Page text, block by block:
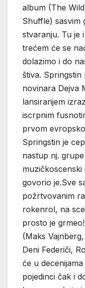
album (The
Shuffle) sasvim
stvaranju. Tu je
trećem će se
dolazimo i do
štiva. Springstin
novinara Dejva
lansiranjem
iscrpnim
prvom
Springstin je
nastup nj.
govorio je.Sve
požrtvovanim
rokenrol, na
prosto je
(Maks
Deni Federiči,
će u
pojedinci čak i